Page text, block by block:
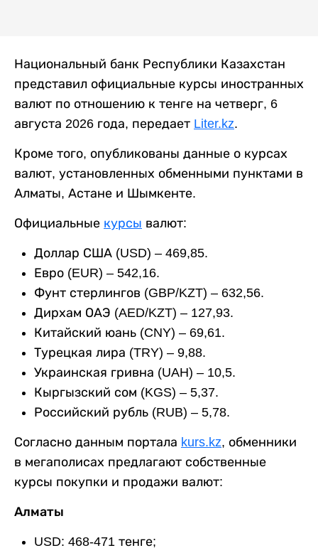
Национальный банк Республики Казахстан
представил официальные курсы иностранных
валют по отношению к тенге на четверг, 6
августа 2026 года, передает Liter.kz.
Кроме того, опубликованы данные о курсах
валют, установленных обменными пунктами в
Алматы, Астане и Шымкенте.
Официальные курсы валют:
Доллар США (USD) – 469,85.
Евро (EUR) – 542,16.
Фунт стерлингов (GBP/KZT) – 632,56.
Дирхам ОАЭ (AED/KZT) – 127,93.
Китайский юань (CNY) – 69,61.
Турецкая лира (TRY) – 9,88.
Украинская гривна (UAH) – 10,5.
Кыргызский сом (KGS) – 5,37.
Российский рубль (RUB) – 5,78.
Согласно данным портала kurs.kz, обменники
в мегаполисах предлагают собственные
курсы покупки и продажи валют:
Алматы
USD: 468-471 тенге;